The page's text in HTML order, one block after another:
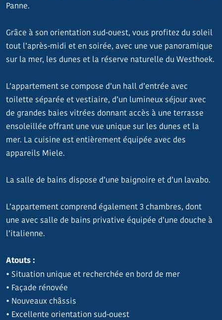
Panne.
Grâce à son orientation sud-ouest, vous profitez du soleil
tout l’après-midi et en soirée, avec une vue panoramique
sur la mer, les dunes et la réserve naturelle du Westhoek.
L’appartement se compose d’un hall d’entrée avec
toilette séparée et vestiaire, d’un lumineux séjour avec
de grandes baies vitrées donnant accès à une terrasse
ensoleillée offrant une vue unique sur les dunes et la
mer. La cuisine est entièrement équipée avec des
appareils Miele.
La salle de bains dispose d’une baignoire et d’un lavabo.
L’appartement comprend également 3 chambres, dont
une avec salle de bains privative équipée d’une douche à
l’italienne.
Atouts :
• Situation unique et recherchée en bord de mer
• Façade rénovée
• Nouveaux châssis
• Excellente orientation sud-ouest